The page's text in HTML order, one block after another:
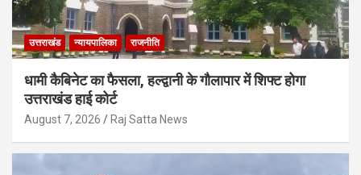
उत्तराखंड न्यायपालिका राजनीति
धामी कैबिनेट का फैसला, हल्द्वानी के गौलापार में शिफ्ट होगा
उत्तराखंड हाई कोर्ट
August 7, 2026 Raj Satta News